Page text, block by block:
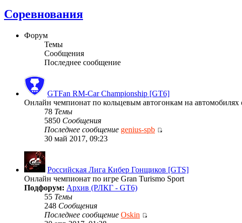
Соревнования
Форум
Темы
Сообщения
Последнее сообщение
GTFan RM-Car Championship [GT6]
Онлайн чемпионат по кольцевым автогонкам на
78 Темы
5850 Сообщения
Последнее сообщение genius-spb
30 май 2017, 09:23
Российская Лига Кибер Гонщиков [GTS]
Онлайн чемпионат по игре Gran Turismo Sport
Подфорум: Архив (РЛКГ - GT6)
55 Темы
248 Сообщения
Последнее сообщение Oskin